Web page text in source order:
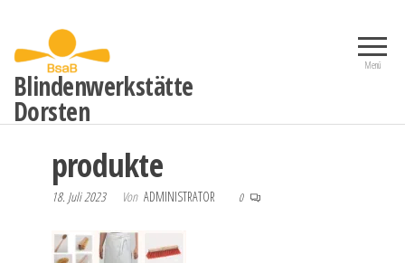
springen
Blindenwerkstätte
Dorsten
Menü
produkte
18. Juli 2023 Von ADMINISTRATOR 0